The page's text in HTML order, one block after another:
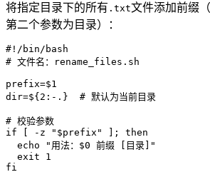
将指定目录下的所有 .txt文件添加前缀
第二个参数为目录）：
#!/bin/bash
# 文件名：rename_files.sh
prefix=$1
dir=${2:-.} # 默认为当前目录
# 校验参数
if [ -z " $prefix " ]; then
echo
"用法： $0 前缀 [目录]"
exit
fi